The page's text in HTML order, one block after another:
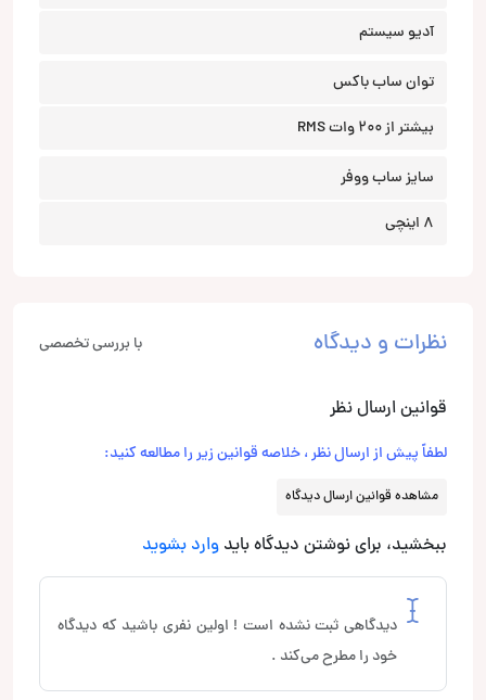
آدیو سیستم
توان ساب باکس
بیشتر از 200 وات RMS
سایز ساب ووفر
8 اینچی
نظرات و دیدگاه با بررسی تخصصی
قوانین ارسال نظر
لطفاً پیش از ارسال نظر ، خلاصه قوانین زیر را مطالعه کنید:
مشاهده قوانین ارسال دیدگاه
ببخشید، برای نوشتن دیدگاه باید وارد بشوید
دیدگاهی ثبت نشده است ! اولین نفری باشید که دیدگاه
خود را مطرح می‌کند .